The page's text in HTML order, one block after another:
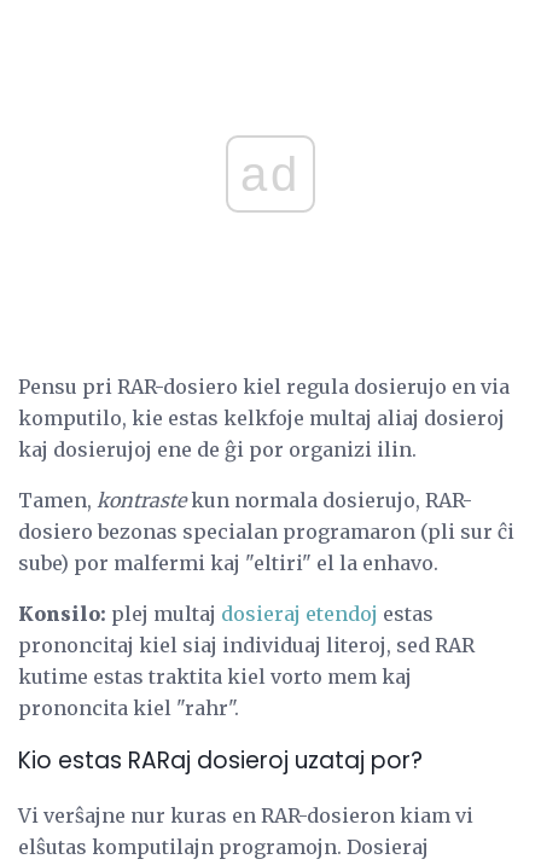
ad
Pensu pri RAR-dosiero kiel regula dosierujo en via
komputilo, kie estas kelkfoje multaj aliaj dosieroj
kaj dosierujoj ene de ĝi por organizi ilin.
Tamen, kontrastekun normala dosierujo, RAR-
dosiero bezonas specialan programaron (pli sur ĉi
sube) por malfermi kaj "eltiri" el la enhavo.
Konsilo: plej multaj dosieraj etendoj estas
prononcitaj kiel siaj individuaj literoj, sed RAR
kutime estas traktita kiel vorto mem kaj
prononcita kiel "rahr".
Kio estas RARaj dosieroj uzataj por?
Vi verŝajne nur kuras en RAR-dosieron kiam vi
elŝutas komputilajn programojn. Dosieraj